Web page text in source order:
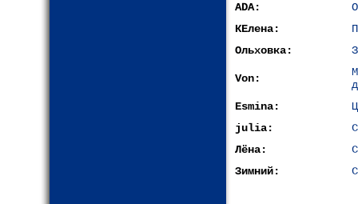
ADA:
КЕлена:
Ольховка:
Von:
Esmina:
julia:
Лёна:
Зимний: